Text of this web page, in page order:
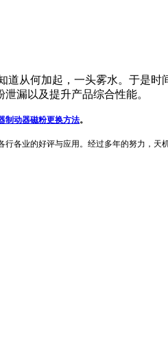
从何加起，一头雾水。于是时
漏以及提升产品综合性能。
制动器磁粉更换方法。
各业的好评与应用。经过多年的努力，天